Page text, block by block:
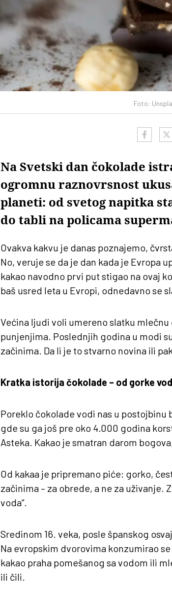
Foto:
Na Svetski dan čokolade
ogromnu raznovrsnost
planeti: od svetog napitka
do tabli na policama
Ovakva kakvu je danas poznajemo,
No, veruje se da je dan kada je Evropa
kakao navodno prvi put stigao na ovaj
baš usred leta u Evropi, odnedavno se
Većina ljudi voli umereno slatku
punjenjima. Poslednjih godina u modi
začinima. Da li je to stvarno novina ili
Kratka istorija čokolade – od gorke
Poreklo čokolade vodi nas u
gde su ga još pre oko 4.000 godina
Asteka. Kakao je smatran darom
Od kakaa je pripremano piće: gorko,
začinima – za obrede, a ne za uživanje.
voda“.
Sredinom 16. veka, posle španskog
Na evropskim dvorovima konzumirao
kakao praha pomešanog sa vodom ili
ili čili.